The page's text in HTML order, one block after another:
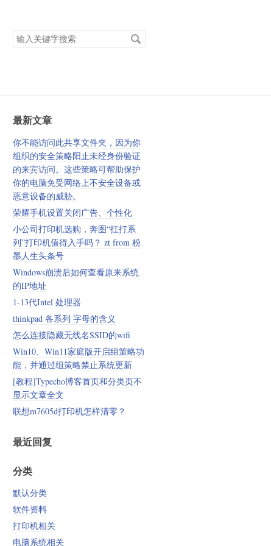
搜
索
最新文章
你不能访问此共享文件夹，因为你
组织的安全策略阳止未经身份验证
的来宾访问。这些策略可帮助保护
你的电脑免受网络上不安全设备或
恶意设备的威胁。
荣耀手机设置关闭广告、个性化
小公司打印机选购，奔图“扛打系
列”打印机值得入手吗？ zt from 粉
墨人生头条号
Windows崩溃后如何查看原来系统
的IP地址
1-13代Intel 处理器
thinkpad 各系列 字母的含义
怎么连接隐藏无线名SSID的wifi
Win10、Win11家庭版开启组策略功
能，并通过组策略禁止系统更新
[教程]Typecho博客首页和分类页不
显示文章全文
联想m7605d打印机怎样清零？
最近回复
分类
默认分类
软件资料
打印机相关
电脑系统相关